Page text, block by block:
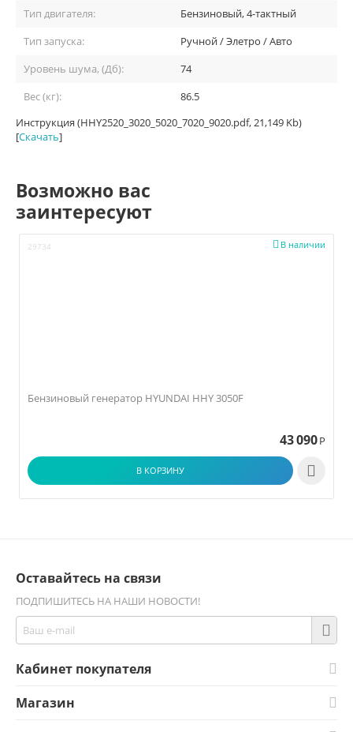
Тип двигателя:
Бензиновый, 4-тактный
Тип запуска:
Ручной / Элетро / Авто
Уровень шума, (Дб):
74
Вес (кг):
86.5
Инструкция (HHY2520_3020_5020_7020_9020.pdf, 21,149 Kb)
[Скачать]
Возможно вас
заинтересуют
29734 В наличии

Бензиновый генератор HYUNDAI HHY 3050F
43 090 Р
В КОРЗИНУ 
Оставайтесь на связи
ПОДПИШИТЕСЬ НА НАШИ НОВОСТИ!
Кабинет покупателя
Магазин